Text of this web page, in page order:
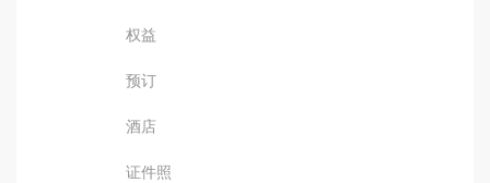
权益
预订
酒店
证件照